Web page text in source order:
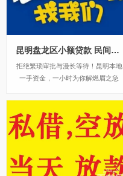
昆明盘龙区小额贷款 民间借贷公司联系方式 空放私借电话 24小时放款
拒绝繁琐审批与漫长等待！昆明本地
一手资金，一小时为你解燃眉之急
怕什么？最怕银行门槛高、流程长，
最怕网贷平台查征信、秒拒绝，更怕
那些打着“低息”幌子却暗藏无数套路
的黑中介。在昆明，如果你急需资金